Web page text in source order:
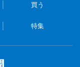
買う
特集